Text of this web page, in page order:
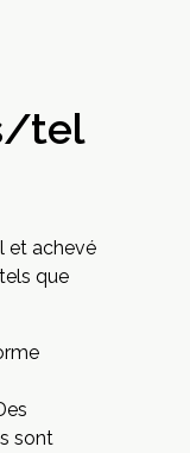
tel
et achevé
que
sont